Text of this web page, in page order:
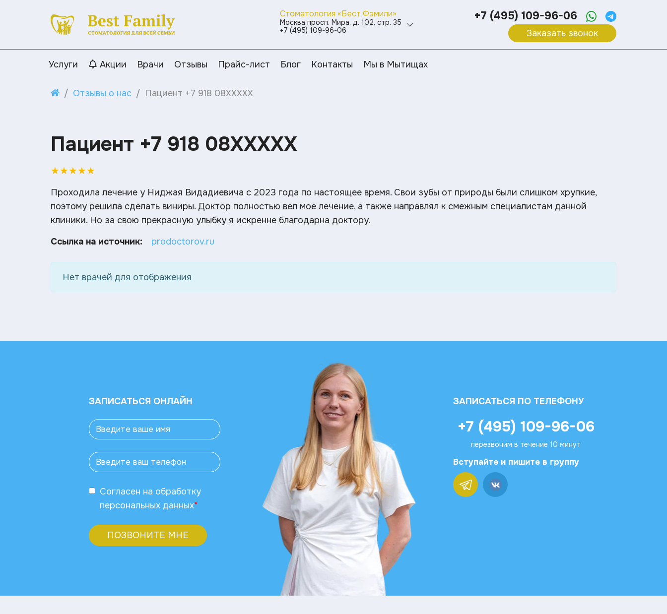
Стоматология «Бест Фэмили»
Москва просп. Мира, д. 102, стр. 35
+7 (495) 109-96-06
+7 (495) 109-96-06
Заказать звонок
Услуги Акции Врачи Отзывы Прайс-лист Блог Контакты Мы в Мытищах
Отзывы о нас Пациент +7 918 08XXXXX
Пациент +7 918 08XXXXX
★★★★★
Проходила лечение у Ниджая Видадиевича с 2023 года по настоящее время. Свои зубы от природы были слишком хрупкие,
поэтому решила сделать виниры​. Доктор полностью вел мое лечение, а также направлял к смежным специалистам данной
клиники. Но за свою прекрасную улыбку я искренне благодарна доктору.
Ссылка на источник:
prodoctorov.ru
Нет врачей для отображения
ЗАПИСАТЬСЯ ОНЛАЙН
Согласен на обработку
персональных данных*
ПОЗВОНИТЕ МНЕ
ЗАПИСАТЬСЯ ПО ТЕЛЕФОНУ
+7 (495) 109-96-06
перезвоним в течение 10 минут
Вступайте и пишите в группу